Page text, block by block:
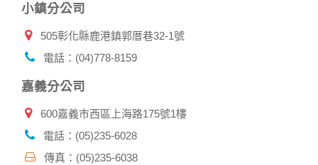
小鎮分公司
505彰化縣鹿港鎮郭厝巷32-1號
電話：(04)778-8159
嘉義分公司
600嘉義市西區上海路175號1樓
電話：(05)235-6028
傳真：(05)235-6038